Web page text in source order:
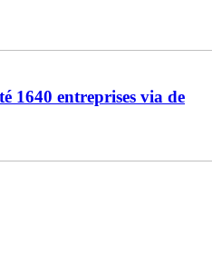
1640 entreprises via de